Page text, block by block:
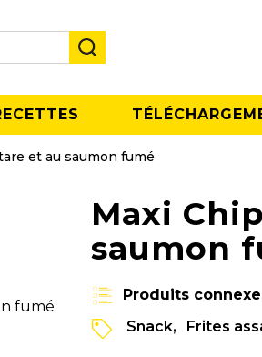
et au saumon fumé
Maxi
saumon
Produits
Snack
Frites